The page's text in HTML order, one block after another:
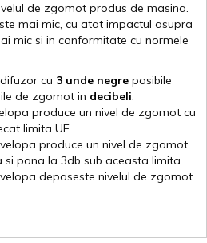
de zgomot produs de masina.
mai mic, cu atat impactul asupra
mic si in conformitate cu normele
cu 3 unde negre posibile
de zgomot in decibeli.
produce un nivel de zgomot cu
limita UE.
produce un nivel de zgomot
pana la 3db sub aceasta limita.
depaseste nivelul de zgomot